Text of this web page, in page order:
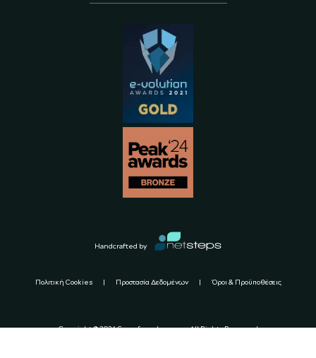
Copyright ©2026Sugarfreeshops.com All Rights Reserved
Πολιτική Cookies Προστασία Δεδομένων Όροι & Προϋποθέσεις
Handcrafted by